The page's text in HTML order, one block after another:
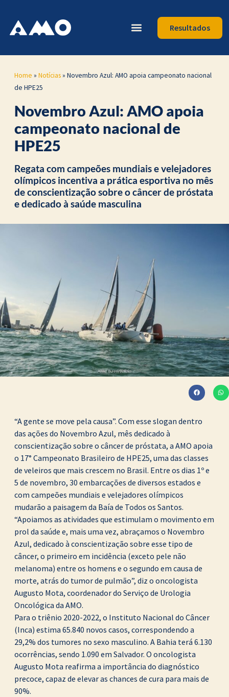
Resultados
Home » Notícias» Novembro Azul: AMO apoia campeonato nacional
de HPE25
Novembro Azul: AMO apoia
campeonato nacional de
HPE25
Regata com campeões mundiais e velejadores
olímpicos incentiva a prática esportiva no mês
de conscientização sobre o câncer de próstata
e dedicado à saúde masculina
“A gente se move pela causa”. Com esse slogan dentro
das ações do Novembro Azul, mês dedicado à
conscientização sobre o câncer de próstata, a AMO apoia
o 17° Campeonato Brasileiro de HPE25, uma das classes
de veleiros que mais crescem no Brasil. Entre os dias 1º e
5 de novembro, 30 embarcações de diversos estados e
com campeões mundiais e velejadores olímpicos
mudarão a paisagem da Baía de Todos os Santos.
“Apoiamos as atividades que estimulam o movimento em
prol da saúde e, mais uma vez, abraçamos o Novembro
Azul, dedicado à conscientização sobre esse tipo de
câncer, o primeiro em incidência (exceto pele não
melanoma) entre os homens e o segundo em causa de
morte, atrás do tumor de pulmão”, diz o oncologista
Augusto Mota, coordenador do Serviço de Urologia
Oncológica da AMO.
Para o triênio 2020-2022, o Instituto Nacional do Câncer
(Inca) estima 65.840 novos casos, correspondendo a
29,2% dos tumores no sexo masculino. A Bahia terá 6.130
ocorrências, sendo 1.090 em Salvador. O oncologista
Augusto Mota reafirma a importância do diagnóstico
precoce, capaz de elevar as chances de cura para mais de
90%.